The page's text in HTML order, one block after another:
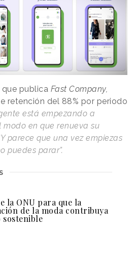
publica Fast Company,
retención del 88% por periodo
está empezando a
en que renueva su
parece que una vez empiezas
puedes parar”.
la ONU para que la
de la moda contribuya
sostenible